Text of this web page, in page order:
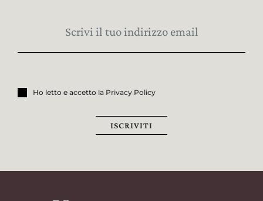
Ho letto e accetto la Privacy Policy
ISCRIVITI